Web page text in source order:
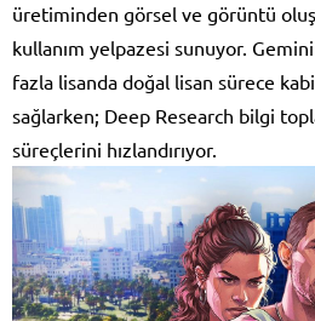
üretiminden görsel ve görüntü
kullanım yelpazesi sunuyor.
fazla lisanda doğal lisan sürece
sağlarken; Deep Research bilgi
süreçlerini hızlandırıyor.